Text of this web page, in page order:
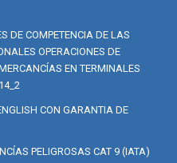
DE COMPETENCIA DE LAS
OPERACIONES DE
EN TERMINALES
CON GARANTIA DE
PELIGROSAS CAT 9 (IATA)